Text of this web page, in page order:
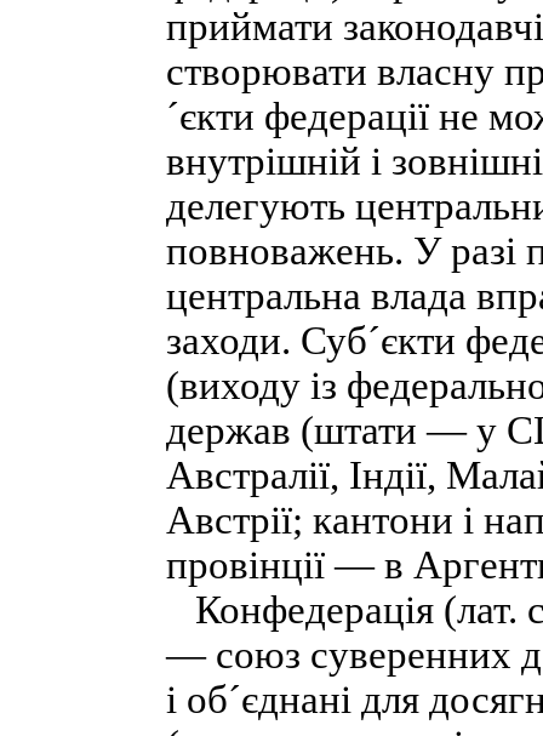
приймати
створювати власну
´єкти федерації не
внутрішній і
делегують
повноважень. У разі
центральна влада
заходи. Суб´єкти
(виходу із
держав (штати — у
Австралії, Індії,
Австрії; кантони і
провінції — в
Конфедерація (лат.
— союз суверенних
і об´єднані для